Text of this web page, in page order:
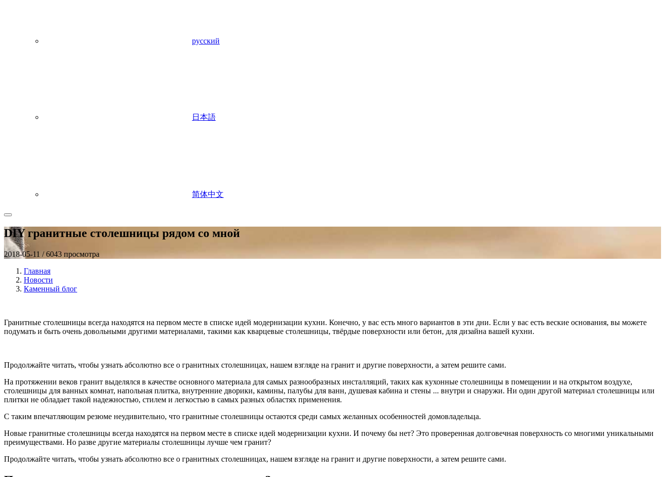
русский
日本語
简体中文
DIY гранитные столешницы рядом со мной
2018-05-11 / 6043 просмотра
Главная
Новости
Каменный блог
Гранитные столешницы всегда находятся на первом месте в списке идей модернизации кухни. Конечно, у вас есть много вариантов в эти дни. Если у вас есть веские основания, вы можете
подумать и быть очень довольными другими материалами, такими как кварцевые столешницы, твёрдые поверхности или бетон, для дизайна вашей кухни.
Продолжайте читать, чтобы узнать абсолютно все о гранитных столешницах, нашем взгляде на гранит и другие поверхности, а затем решите сами.
На протяжении веков гранит выделялся в качестве основного материала для самых разнообразных инсталляций, таких как кухонные столешницы в помещении и на открытом воздухе,
столешницы для ванных комнат, напольная плитка, внутренние дворики, камины, палубы для ванн, душевая кабина и стены ... внутри и снаружи. Ни один другой материал столешницы или
плитки не обладает такой надежностью, стилем и легкостью в самых разных областях применения.
С таким впечатляющим резюме неудивительно, что гранитные столешницы остаются среди самых желанных особенностей домовладельца.
Новые гранитные столешницы всегда находятся на первом месте в списке идей модернизации кухни. И почему бы нет? Это проверенная долговечная поверхность со многими уникальными
преимуществами. Но разве другие материалы столешницы лучше чем гранит?
Продолжайте читать, чтобы узнать абсолютно все о гранитных столешницах, нашем взгляде на гранит и другие поверхности, а затем решите сами.